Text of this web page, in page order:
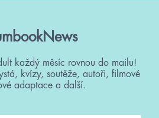
každý měsíc rovnou do mailu!
kvízy, soutěže, autoři, filmové
adaptace a další.